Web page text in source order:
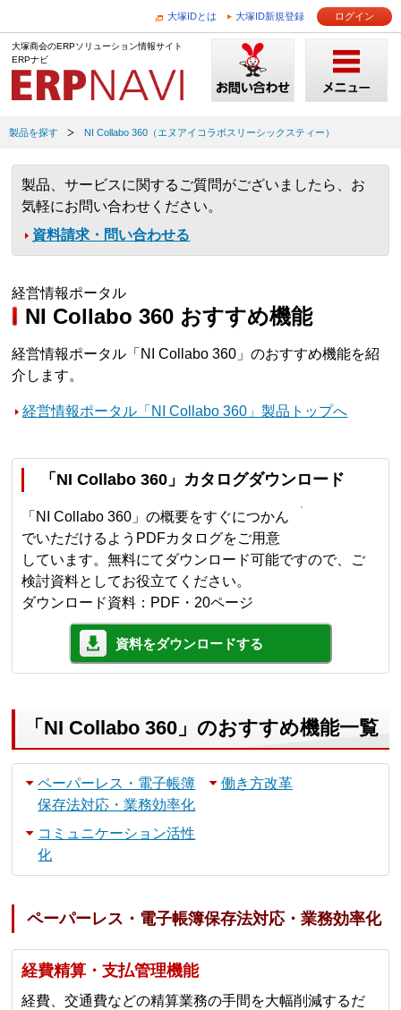
大塚IDとは 大塚ID新規登録 ログイン
大塚商会のERPソリューション情報サイト
ERPナビ
製品を探す NI Collabo 360（エヌアイコラボスリーシックスティー）
製品、サービスに関するご質問がございましたら、お
気軽にお問い合わせください。
資料請求・問い合わせる
経営情報ポータル
NI Collabo 360 おすすめ機能
経営情報ポータル「NI Collabo 360」のおすすめ機能を紹
介します。
経営情報ポータル「NI Collabo 360」製品トップへ
「NI Collabo 360」カタログダウンロード
「NI Collabo 360」の概要をすぐにつかん
でいただけるようPDFカタログをご用意
しています。無料にてダウンロード可能ですので、ご
検討資料としてお役立てください。
ダウンロード資料：PDF・20ページ
資料をダウンロードする
「NI Collabo 360」のおすすめ機能一覧
ペーパーレス・電子帳簿
保存法対応・業務効率化
働き方改革
コミュニケーション活性
化
ペーパーレス・電子帳簿保存法対応・業務効率化
経費精算・支払管理機能
経費、交通費などの精算業務の手間を大幅削減するだ